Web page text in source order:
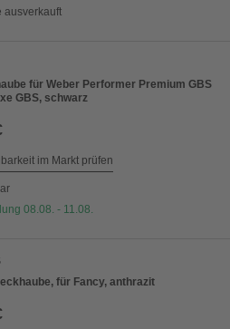
ausverkauft
für Weber Performer Premium GBS
GBS, schwarz
im Markt prüfen
08.08. - 11.08.
für Fancy, anthrazit